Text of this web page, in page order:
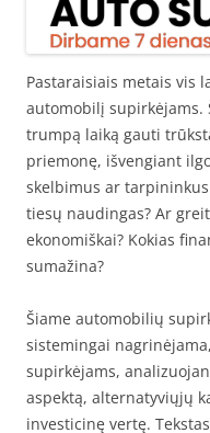
Pastaraisiais metais vis
automobilį supirkėjams.
trumpą laiką gauti
priemonę, išvengiant
skelbimus ar
tiesų naudingas? Ar
ekonomiškai? Kokias
sumažina?
Šiame automobilių
sistemingai
supirkėjams,
aspektą, alternatyviųjų
investicinę vertę.